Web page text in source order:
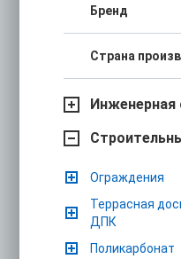
Бренд
Страна
Инженерная
Ограждения
Террасная
ДПК
Поликарбонат